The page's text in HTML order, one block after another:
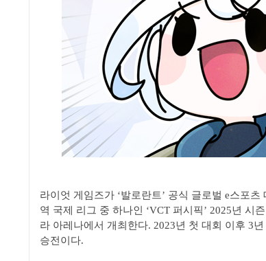
라이엇 게임즈가 ‘발로란트’ 공식 글로벌 e스포
역 국제 리그 중 하나인 ‘VCT 퍼시픽’ 2025년 시
라 아레나에서 개최한다. 2023년 첫 대회 이후 3
승전이다.